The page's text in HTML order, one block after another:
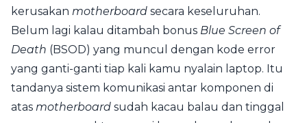
kerusakan motherboard secara keseluruhan.
Belum lagi kalau ditambah bonus Blue Screen of
Death (BSOD) yang muncul dengan kode error
yang ganti-ganti tiap kali kamu nyalain laptop. Itu
tandanya sistem komunikasi antar komponen di
atas motherboard sudah kacau balau dan tinggal